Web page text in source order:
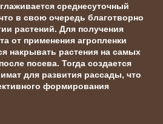
среднесуточный
в свою очередь благотворно
растений. Для получения
от применения агропленки
накрывать растения на самых
посева. Тогда создается
для развития рассады, что
формирования